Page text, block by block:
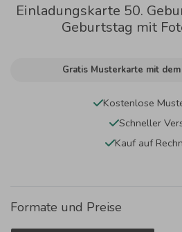
Einladungskarte 50.
Geburtstag mit
Gratis Musterkarte mit
Kostenlose
Schneller
Kauf auf
Formate und Preise